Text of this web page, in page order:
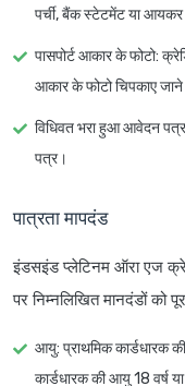
पर्ची, बैंक स्टेटमेंट या आयकर
पासपोर्ट आकार के फोटो:
आकार के फोटो चिपकाए जाने
विधिवत भरा हुआ आवेदन पत्र
पत्र।
पात्रता मापदंड
इंडसइंड प्लेटिनम ऑरा एज
पर निम्नलिखित मानदंडों को
आयु: प्राथमिक कार्डधारक
कार्डधारक की आयु 18 वर्ष